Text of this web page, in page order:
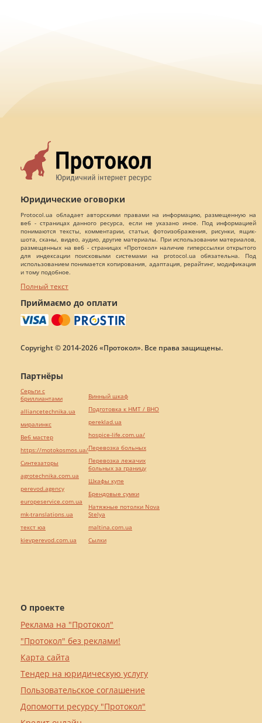
Юридические оговорки
Protocol.ua обладает авторскими правами на информацию, размещенную на
веб - страницах данного ресурса, если не указано иное. Под информацией
понимаются тексты, комментарии, статьи, фотоизображения, рисунки, ящик-
шота, сканы, видео, аудио, другие материалы. При использовании материалов,
размещенных на веб - страницах «Протокол» наличие гиперссылки открытого
для индексации поисковыми системами на protocol.ua обязательна. Под
использованием понимается копирования, адаптация, рерайтинг, модификация
и тому подобное.
Полный текст
Приймаємо до оплати
Copyright © 2014-2026 «Протокол». Все права защищены.
О проекте
Реклама на "Протокол"
"Протокол" без реклами!
Карта сайта
Тендер на юридическую услугу
Пользовательское соглашение
Допомогти ресурсу "Протокол"
Партнёры
Серьги с
бриллиантами
alliancetechnika.ua
миралинкс
Веб мастер
https://motokosmos.ua/
Синтезаторы
agrotechnika.com.ua
perevod.agency
europeservice.com.ua
mk-translations.ua
текст юа
kievperevod.com.ua
Винный шкаф
Подготовка к НМТ / ВНО
pereklad.ua
hospice-life.com.ua/
Перевозка больных
Перевозка лежачих
больных за границу
Шкафы купе
Брендовые сумки
Натяжные потолки Nova
Stelya
maltina.com.ua
Cылки